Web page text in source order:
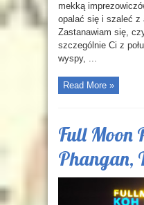
mekką
opalać się i szaleć z
Zastanawiam się,
szczególnie Ci z
wyspy, ...
Read More »
Full Moon
Phangan,